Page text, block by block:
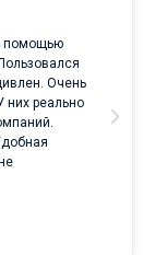
помощью
Очень
них реально